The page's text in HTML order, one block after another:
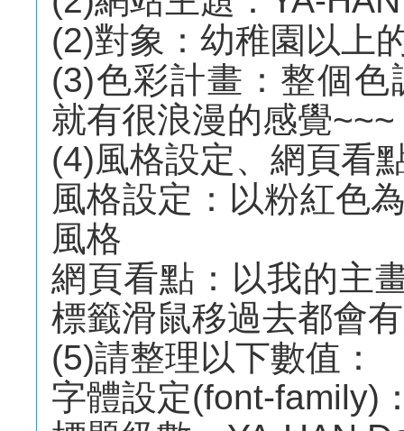
(2)對象：幼稚園以上
(3)色彩計畫：整個
就有很浪漫的感覺~~~
(4)風格設定、網頁看
風格設定：以粉紅色
風格
網頁看點：以我的主
標籤滑鼠移過去都會
(5)請整理以下數值：
字體設定(font-family)